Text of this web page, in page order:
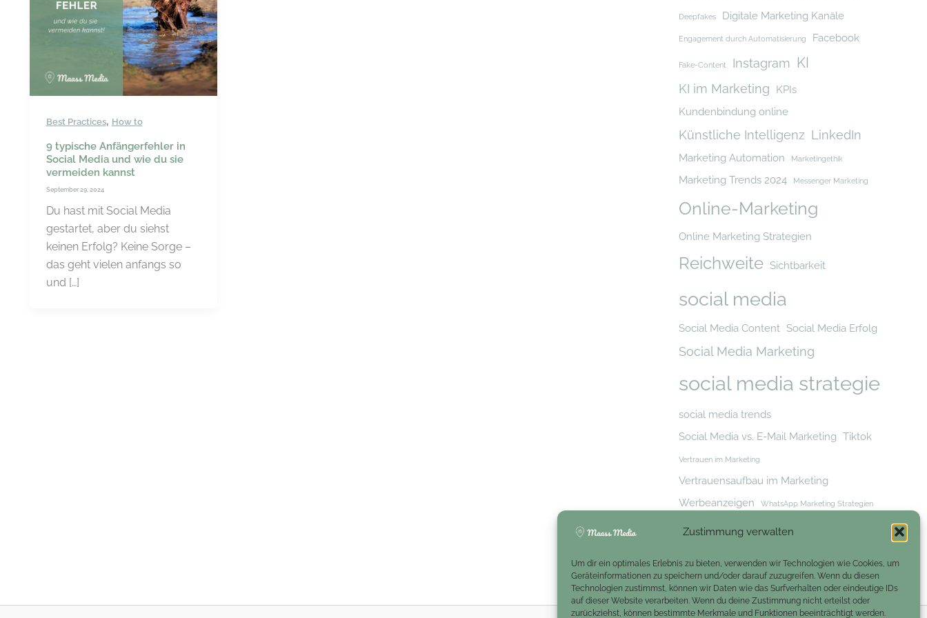
Zustimmung verwalten
Um dir ein optimales Erlebnis zu bieten, verwenden wir Technologien wie Cookies, um
Geräteinformationen zu speichern und/oder darauf zuzugreifen. Wenn du diesen
Technologien zustimmst, können wir Daten wie das Surfverhalten oder eindeutige IDs
auf dieser Website verarbeiten. Wenn du deine Zustimmung nicht erteilst oder
zurückziehst, können bestimmte Merkmale und Funktionen beeinträchtigt werden.
Best Practices, How to
9 typische Anfängerfehler in
Social Media und wie du sie
vermeiden kannst
September 29, 2024
Du hast mit Social Media
gestartet, aber du siehst
keinen Erfolg? Keine Sorge –
das geht vielen anfangs so
und […]
Deepfakes Digitale Marketing Kanäle
Engagement durch Automatisierung Facebook
Fake-Content Instagram KI
KI im Marketing
KPIs
Kundenbindung online
Künstliche Intelligenz LinkedIn
Marketing Automation Marketingethik
Marketing Trends 2024 Messenger Marketing
Online-Marketing
Online Marketing Strategien
Reichweite Sichtbarkeit
social media
Social Media Content Social Media Erfolg
Social Media Marketing
social media strategie
social media trends
Social Media vs. E-Mail Marketing Tiktok
Vertrauen im Marketing
Vertrauensaufbau im Marketing
Werbeanzeigen
WhatsApp Marketing Strategien
Zielgruppe
Zielgruppe erreichen